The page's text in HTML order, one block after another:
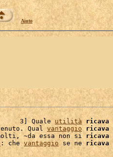
Aiuto
3] Quale utilità ricava
Qual vantaggio ricava
~da essa non si ricava
: che vantaggio se ne ricava